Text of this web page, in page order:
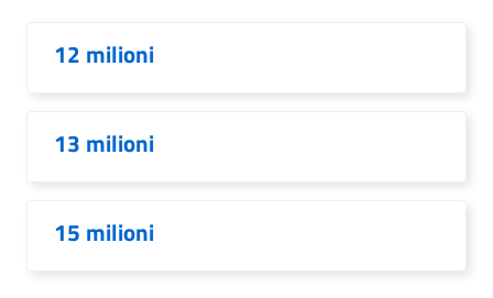
12 milioni
13 milioni
15 milioni